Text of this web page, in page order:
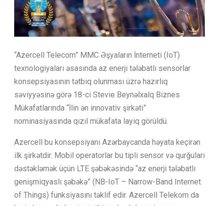
“Azercell Telecom” MMC Əşyaların İnterneti (IoT)
texnologiyaları əsasında az enerji tələbatlı sensorlar
konsepsiyasının tətbiq olunması üzrə hazırlıq
səviyyəsinə görə 18-ci Stevie Beynəlxalq Biznes
Mükafatlarında “İlin ən innovativ şirkəti”
nominasiyasında qızıl mükafata layiq görüldü.
Azercell bu konsepsiyanı Azərbaycanda həyata keçirən
ilk şirkətdir. Mobil operatorlar bu tipli sensor və qurğuları
dəstəkləmək üçün LTE şəbəkəsində “az enerji tələbatlı
genişmiqyaslı şəbəkə” (NB-IoT – Narrow-Band Internet
of Things) funksiyasını təklif edir. Azercell Telekom da